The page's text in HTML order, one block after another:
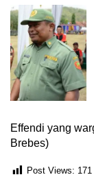
Effendi yang
Brebes)
Post Views: 171